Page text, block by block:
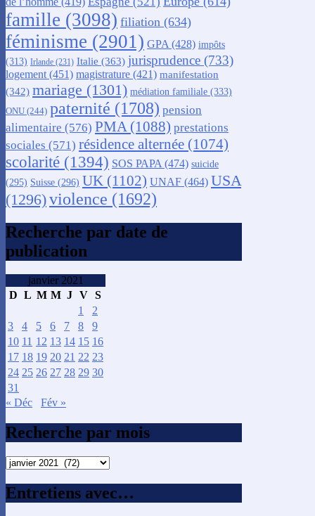
famille (3098) filiation (634)
féminisme (2901) GPA (428) impôts
(313) Irlande (231) Italie (363) jurisprudence (733)
logement (451) magistrature (421) manifestation
(342) mariage (1301) médiation familiale (333)
ONU (244) paternité (1708) pension
alimentaire (576) PMA (1088) prestations
sociales (571) résidence alternée (1074)
scolarité (1394) SOS PAPA (474) suicide
(295) Suisse (296) UK (1102) UNAF (464) USA
(1296)violence (1692)
Recherche par date de
publication
janvier 2021
D L M M J V S
1
2
3
4 5 6 7 8
9
10 11 12 13 14 15 16
17 18 19 20 21 22 23
24 25 26 27 28 29 30
31
« Déc
Fév »
Recherche par mois
Recherche
mois
Entretiens avec…